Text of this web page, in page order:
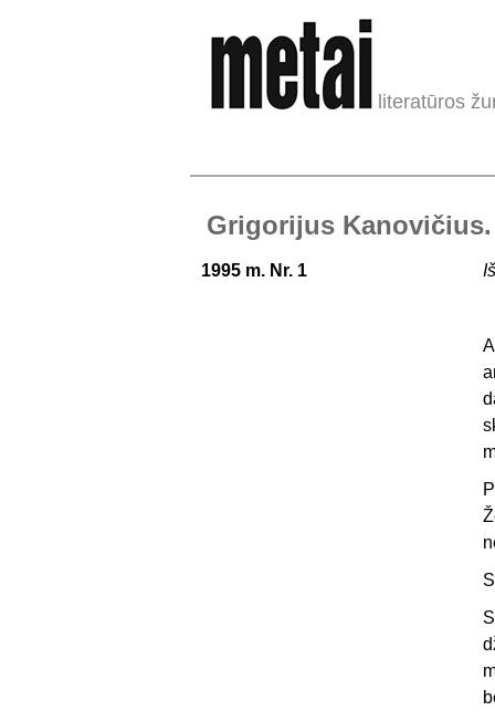
literatūros
Grigorijus
1995 m. Nr. 1